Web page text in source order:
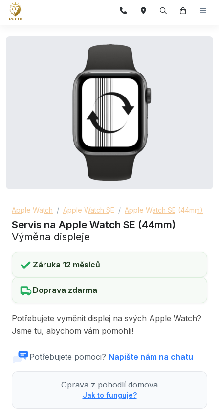
Apple Watch Apple Watch SE Apple Watch SE (44mm)
Servis na Apple Watch SE (44mm)
Výměna displeje
Záruka 12 měsíců
Doprava zdarma
Potřebujete vyměnit displej na svých Apple Watch?
Jsme tu, abychom vám pomohli!
Potřebujete pomoci? Napište nám na chatu
Oprava z pohodlí domova
Jak to funguje?